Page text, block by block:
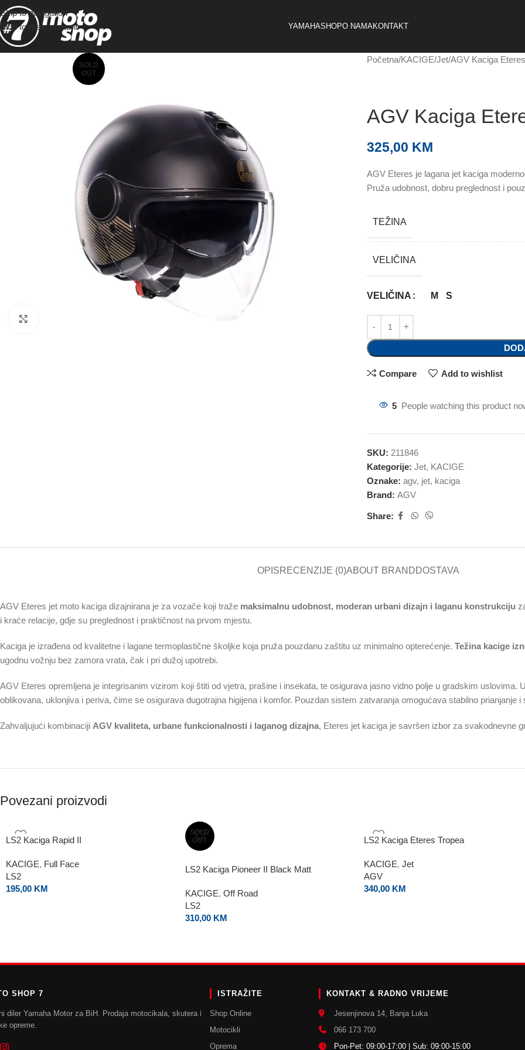
Skip to navigation
Skip to main content
YAMAHASHOPO NAMAKONTAKT
SOLD
OUT
Početna KACIGE Jet AGV Kaciga
AGV Kaciga
325,00 KM
AGV Eteres je lagana jet kaciga
Pruža udobnost, dobru preglednost i
TEŽINA
VELIČINA
VELIČINA M S
Compare Add to wishlist
5 People watching this product
SKU: 211846
Kategorije: Jet, KACIGE
Oznake: agv, jet, kaciga
Brand: AGV
Share:
OPISRECENZIJE (0)ABOUT BRANDDOSTAVA
AGV Eteres jet moto kaciga dizajnirana je za vozače koji traže maksimalnu udobnost, moderan urbani dizajn i laganu konstrukciju
i kraće relacije, gdje su preglednost i praktičnost na prvom mjestu.
Kaciga je izrađena od kvalitetne i lagane termoplastične školjke koja pruža pouzdanu zaštitu uz minimalno opterećenje. Težina kacige
ugodnu vožnju bez zamora vrata, čak i pri dužoj upotrebi.
AGV Eteres opremljena je integrisanim vizirom koji štiti od vjetra, prašine i insekata, te osigurava jasno vidno polje u gradskim uslovima.
oblikovana, uklonjiva i periva, čime se osigurava dugotrajna higijena i komfor. Pouzdan sistem zatvaranja omogućava stabilno prianjanje
Zahvaljujući kombinaciji AGV kvaliteta, urbane funkcionalnosti i laganog dizajna, Eteres jet kaciga je savršen izbor za svakodnevne
Povezani proizvodi
LS2 Kaciga Rapid II
KACIGE, Full Face
LS2
195,00 KM
SOLD
OUT
LS2 Kaciga Pioneer II Black Matt
KACIGE, Off Road
LS2
310,00 KM
LS2 Kaciga Eteres Tropea
KACIGE, Jet
AGV
340,00 KM
SHOP 7
diler Yamaha Motor za BiH. Prodaja motocikala, skutera i
opreme.
ISTRAŽITE
Shop Online
Motocikli
Oprema
KONTAKT & RADNO VRIJEME
Jesenjinova 14, Banja Luka
066 173 700
Pon-Pet: 09:00-17:00 | Sub: 09:00-15:00